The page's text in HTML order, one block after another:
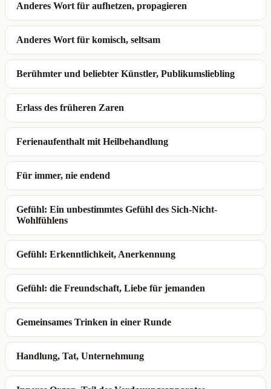
Anderes Wort für aufhetzen, propagieren
Anderes Wort für komisch, seltsam
Berühmter und beliebter Künstler, Publikumsliebling
Erlass des früheren Zaren
Ferienaufenthalt mit Heilbehandlung
Für immer, nie endend
Gefühl: Ein unbestimmtes Gefühl des Sich-Nicht-
Wohlfühlens
Gefühl: Erkenntlichkeit, Anerkennung
Gefühl: die Freundschaft, Liebe für jemanden
Gemeinsames Trinken in einer Runde
Handlung, Tat, Unternehmung